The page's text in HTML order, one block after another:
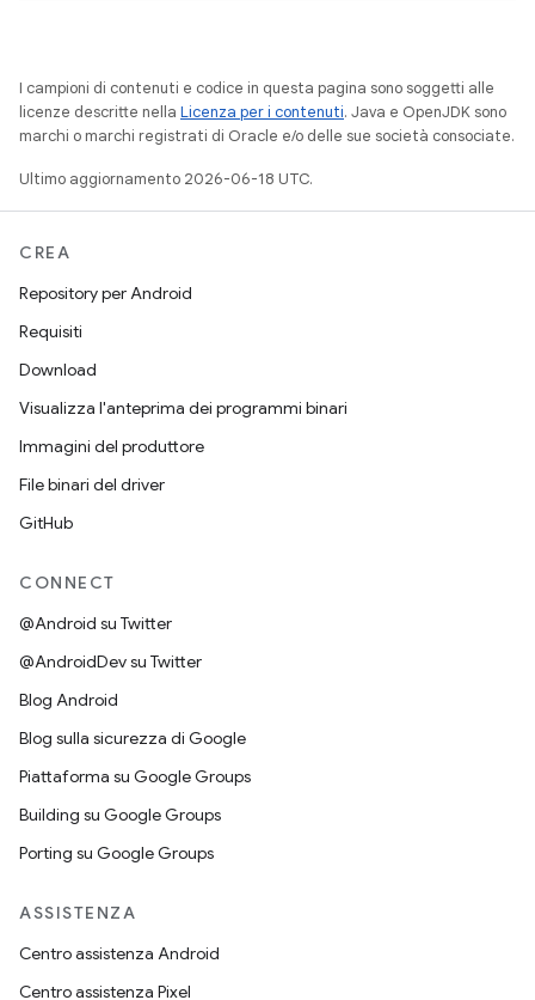
I campioni di contenuti e codice in questa pagina sono soggetti alle
licenze descritte nella Licenza per i contenuti. Java e OpenJDK sono
marchi o marchi registrati di Oracle e/o delle sue società consociate.
Ultimo aggiornamento 2026-06-18 UTC.
CREA
Repository per Android
Requisiti
Download
Visualizza l'anteprima dei programmi binari
Immagini del produttore
File binari del driver
GitHub
CONNECT
@Android su Twitter
@AndroidDev su Twitter
Blog Android
Blog sulla sicurezza di Google
Piattaforma su Google Groups
Building su Google Groups
Porting su Google Groups
ASSISTENZA
Centro assistenza Android
Centro assistenza Pixel